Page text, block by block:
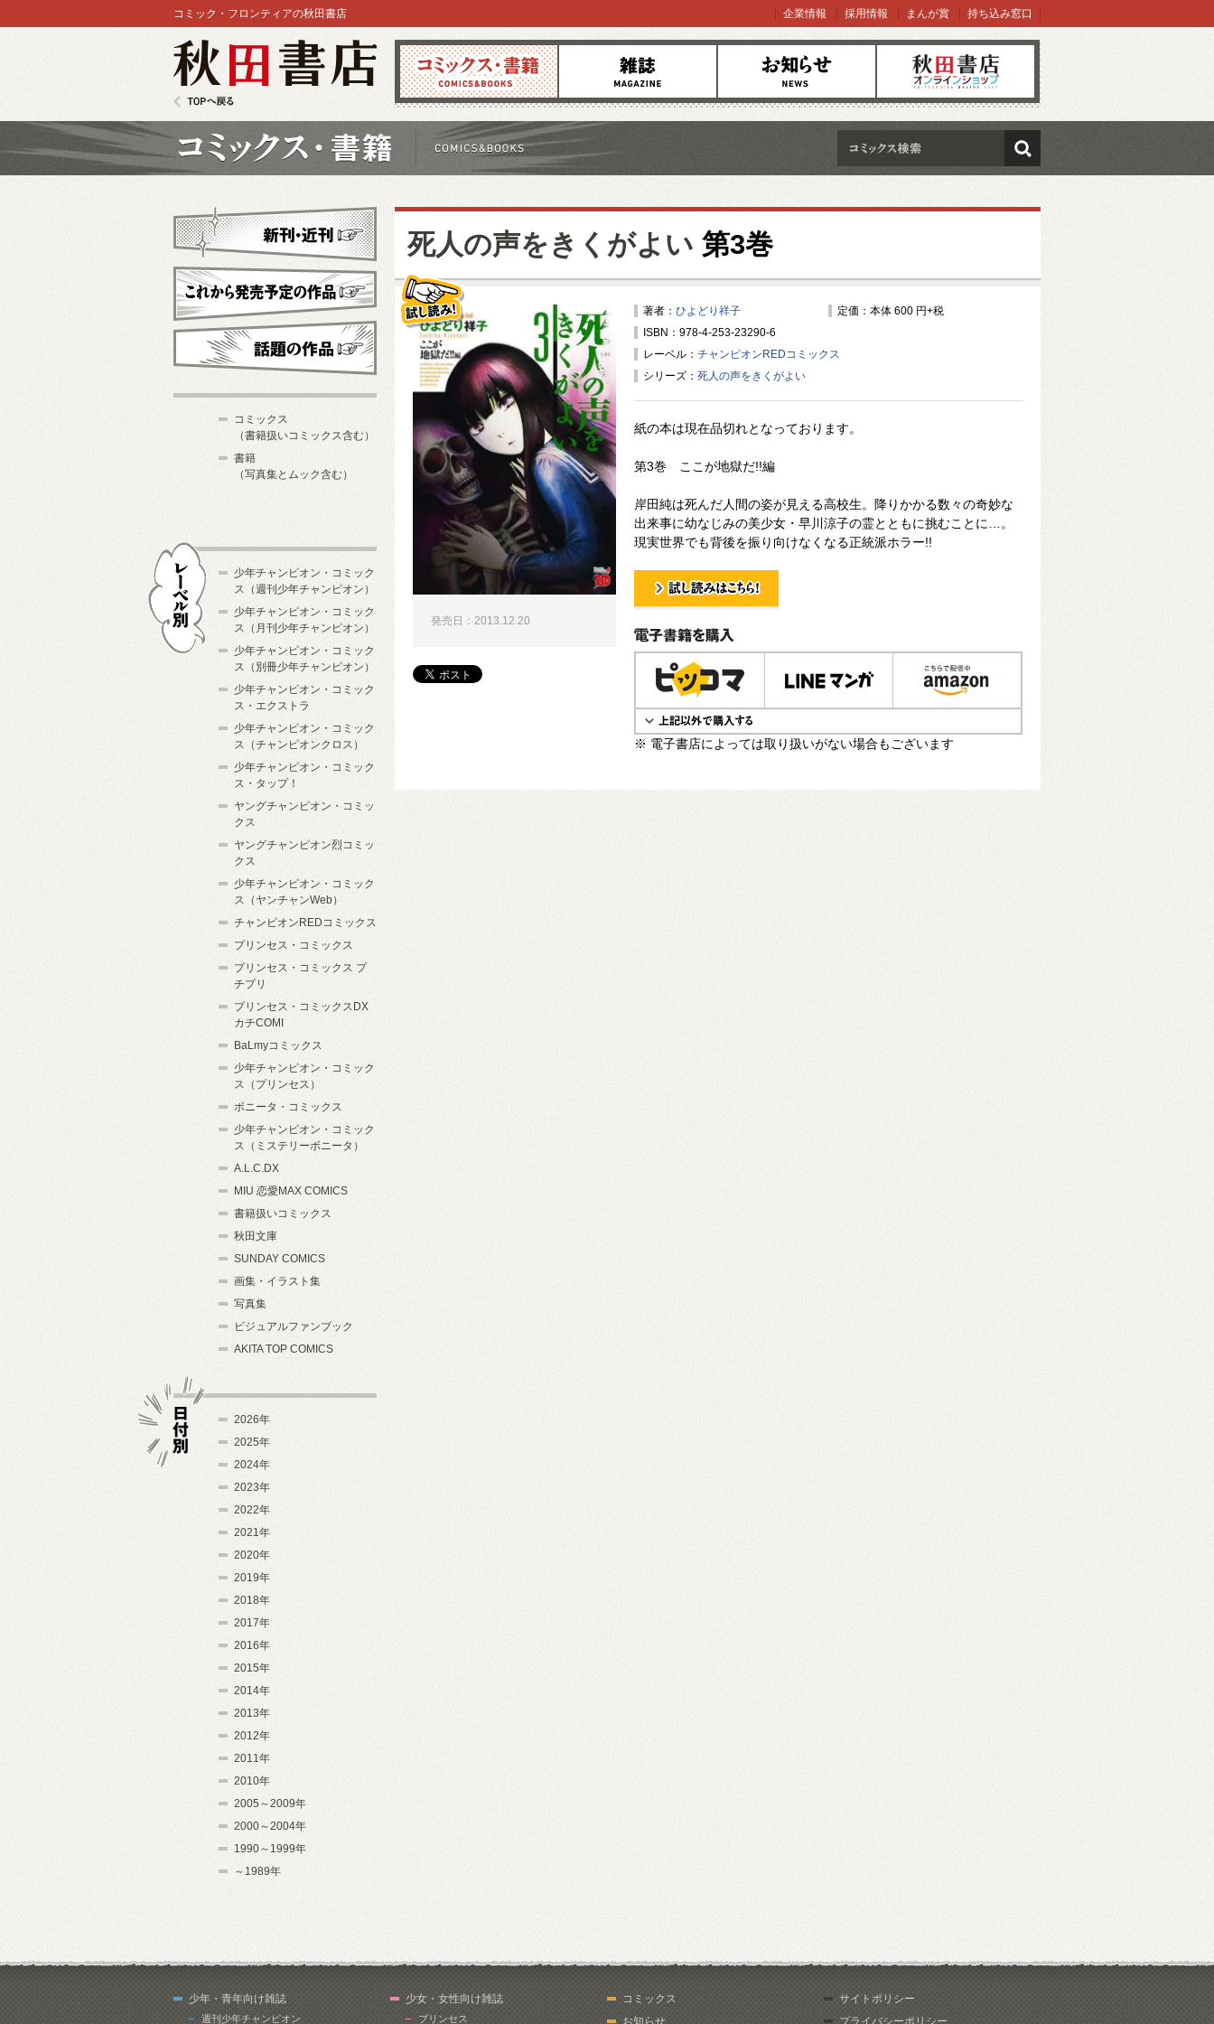
コミックス 雑誌 お知らせ オンラインショップ
コミック・フロンティアの秋田書店 企業情報 採用情報 まんが賞 持ち込み窓口
検索
死人の声をきくがよい 第3巻
著者： ひよどり祥子
定価：本体 600 円+税
ISBN：978-4-253-23290-6
レーベル： チャンピオンREDコミックス
シリーズ： 死人の声をきくがよい
紙の本は現在品切れとなっております。
第3巻 ここが地獄だ!!編
岸田純は死んだ人間の姿が見える高校生。降りかかる数々の奇妙な
出来事に幼なじみの美少女・早川涼子の霊とともに挑むことに…。
現実世界でも背後を振り向けなくなる正統派ホラー!!
試し読み！
電子書籍で購入
※ 電子書店によっては取り扱いがない場合もございます
発売日：2013.12.20
新刊・近刊
これから発売予定
コミックス
（書籍扱いコミックス含む）
書籍
（写真集とムック含む）
少年チャンピオン・コミック
ス（週刊少年チャンピオン）
少年チャンピオン・コミック
ス（月刊少年チャンピオン）
少年チャンピオン・コミック
ス（別冊少年チャンピオン）
少年チャンピオン・コミック
ス・エクストラ
少年チャンピオン・コミック
ス（チャンピオンクロス）
少年チャンピオン・コミック
ス・タップ！
ヤングチャンピオン・コミッ
クス
ヤングチャンピオン烈コミッ
クス
少年チャンピオン・コミック
ス（ヤンチャンWeb）
チャンピオンREDコミックス
プリンセス・コミックス
プリンセス・コミックス プ
チプリ
プリンセス・コミックスDX
カチCOMI
BaLmyコミックス
少年チャンピオン・コミック
ス（プリンセス）
ボニータ・コミックス
少年チャンピオン・コミック
ス（ミステリーボニータ）
A.L.C.DX
MIU 恋愛MAX COMICS
書籍扱いコミックス
秋田文庫
SUNDAY COMICS
画集・イラスト集
写真集
ビジュアルファンブック
AKITA TOP COMICS
2026年
2025年
2024年
2023年
2022年
2021年
2020年
2019年
2018年
2017年
2016年
2015年
2014年
2013年
2012年
2011年
2010年
2005～2009年
2000～2004年
1990～1999年
～1989年
少年・青年向け雑誌
週刊少年チャンピオン
少女・女性向け雑誌
プリンセス
コミックス
お知らせ
サイトポリシー
プライバシーポリシー